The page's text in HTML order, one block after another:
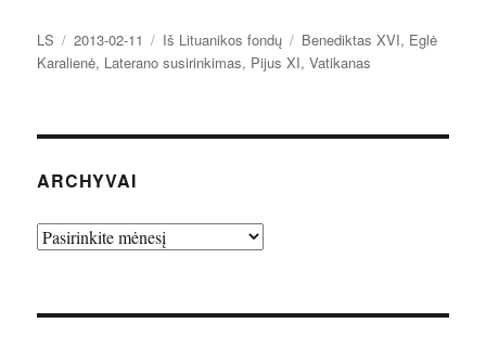
Autorius
LS Paskelbta
2013-02-11 Kategorijos
Iš Lituanikos fondų Žymos
Benediktas XVI, Eglė
Karalienė, Laterano susirinkimas, Pijus XI,Vatikanas
ARCHYVAI
Archyvai